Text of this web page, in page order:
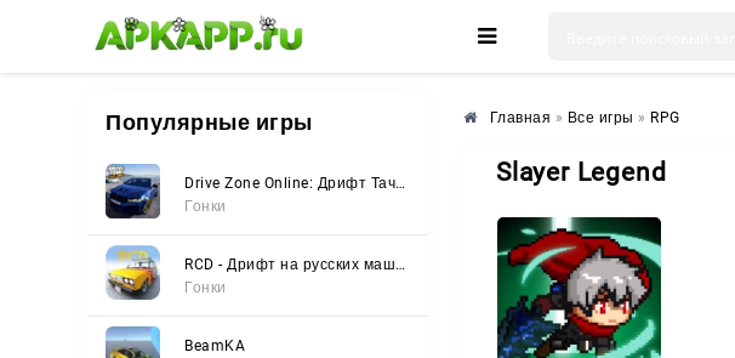
🌸 🌼 🌺
Популярные игры
Drive Zone Online: Дрифт Тачки
Гонки
RCD - Дрифт на русских машинах
Гонки
BeamKA
Главная » Все игры » RPG
Slayer Legend